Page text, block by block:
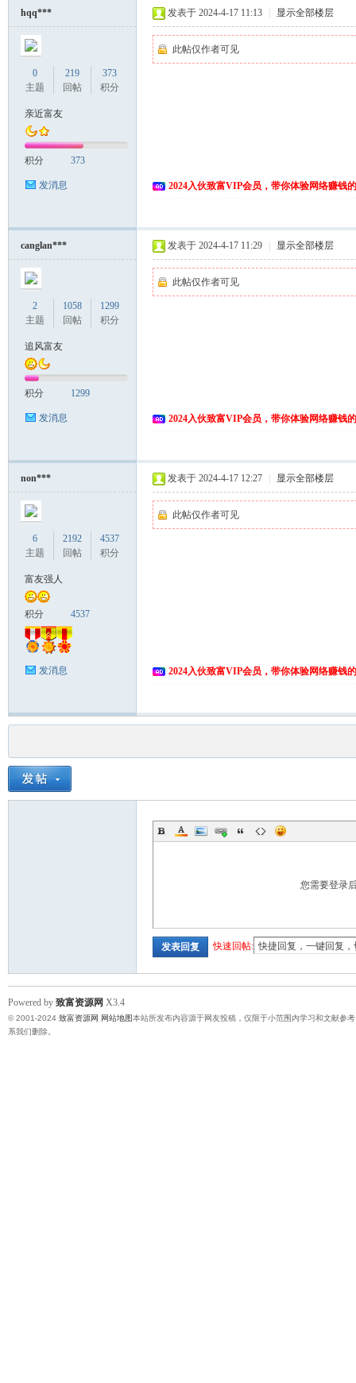
hqq***
0
主题
219
回帖
373
积分
亲近富友
积分 373
发消息
发表于 2024-4-17 11:13 显示全部楼层
此帖仅作者可见
2024入伙致富VIP会员，带你体验网络赚钱
canglan***
2
主题
1058
回帖
1299
积分
追风富友
积分 1299
发消息
发表于 2024-4-17 11:29 显示全部楼层
此帖仅作者可见
2024入伙致富VIP会员，带你体验网络赚钱
non***
6
主题
2192
回帖
4537
积分
富友强人
积分 4537
发消息
发表于 2024-4-17 12:27 显示全部楼层
此帖仅作者可见
2024入伙致富VIP会员，带你体验网络赚钱
您需要登录
发表回复 快速回帖:
Powered by 致富资源网 X3.4
© 2001-2024 致富资源网 网站地图本站所发布内容源于网友投稿，仅限于小范围内学习和文献参
系我们删除。